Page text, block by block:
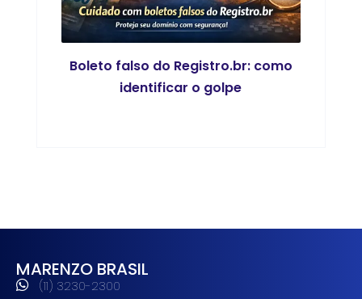
Boleto falso do Registro.br: como
identificar o golpe
MARENZO BRASIL
(11) 3230-2300